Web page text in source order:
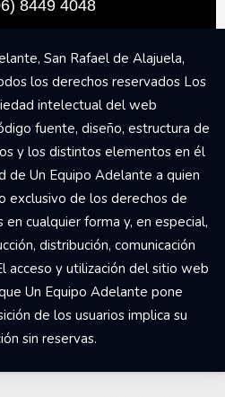
8449 4048
San Rafael de Alajuela,
los derechos reservados Los
intelectual del web
fuente, diseño, estructura de
y los distintos elementos en él
de Un Equipo Adelante a quien
exclusivo de los derechos de
cualquier forma y, en especial,
distribución, comunicación
acceso y utilización del sitio web
Un Equipo Adelante pone
de los usuarios implica su
sin reservas.